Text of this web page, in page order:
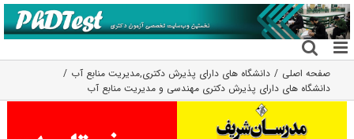
رفتن
به
محتوا
صفحه اصلی دانشگاه های دارای پذیرش دکتری,مدیریت منابع آب
دانشگاه های دارای پذیرش دکتری مهندسی و مدیریت ﻣﻨﺎﺑﻊ آب